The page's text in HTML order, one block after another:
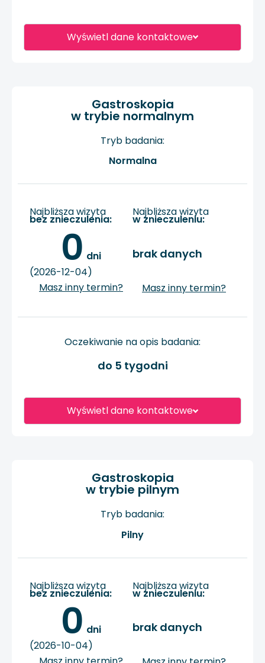
Wyświetl dane kontaktowe
Wyświetl dane kontaktowe
Gastroskopia
w trybie normalnym
Tryb badania:
Normalna
Najbliższa wizyta
bez znieczulenia:
0 dni
(2026-12-04)
Masz inny termin?
Najbliższa wizyta
w znieczuleniu:
brak danych
Masz inny termin?
Oczekiwanie na opis badania:
do 5 tygodni
Gastroskopia
w trybie pilnym
Tryb badania:
Pilny
Najbliższa wizyta
bez znieczulenia:
0 dni
(2026-10-04)
Najbliższa wizyta
w znieczuleniu:
brak danych